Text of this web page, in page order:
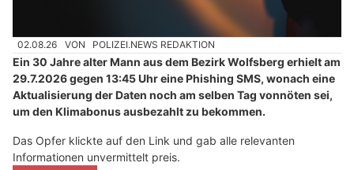
02.08.26 VON POLIZEI.NEWS REDAKTION
Ein 30 Jahre alter Mann aus dem Bezirk Wolfsberg erhielt am
29.7.2026 gegen 13:45 Uhr eine Phishing SMS, wonach eine
Aktualisierung der Daten noch am selben Tag vonnöten sei,
um den Klimabonus ausbezahlt zu bekommen.
Das Opfer klickte auf den Link und gab alle relevanten
Informationen unvermittelt preis.